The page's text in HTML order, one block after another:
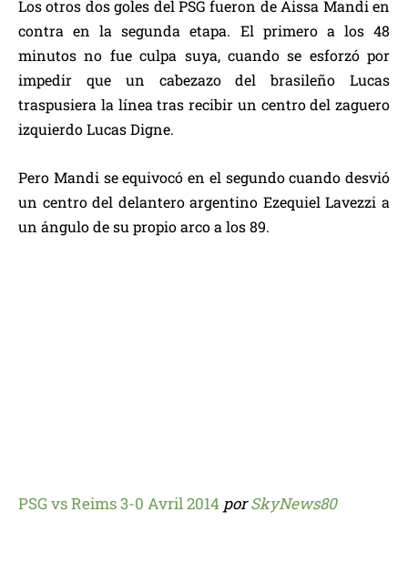
Los otros dos goles del PSG fueron de Aissa Mandi en
contra en la segunda etapa. El primero a los 48
minutos no fue culpa suya, cuando se esforzó por
impedir que un cabezazo del brasileño Lucas
traspusiera la línea tras recibir un centro del zaguero
izquierdo Lucas Digne.
Pero Mandi se equivocó en el segundo cuando desvió
un centro del delantero argentino Ezequiel Lavezzi a
un ángulo de su propio arco a los 89.
PSG vs Reims 3-0 Avril 2014 porSkyNews80